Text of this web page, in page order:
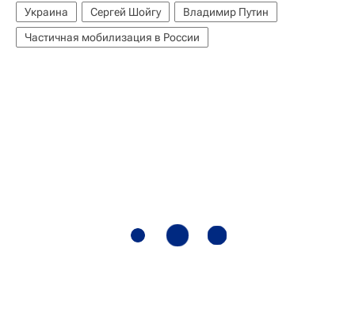
Украина
Сергей Шойгу
Владимир Путин
Частичная мобилизация в России